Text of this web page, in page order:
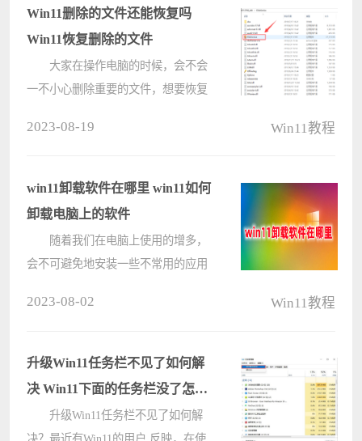
感丧失，那么这个问题究竟要如何解
决呢，????
Win11删除的文件还能恢复吗
Win11恢复删除的文件
大家在操作电脑的时候，会不会
一不小心删除重要的文件，想要恢复
复想要的文件。 第一步：运行
DiskGenius????
2023-08-19 Win11教程
win11卸载软件在哪里 win11如何
卸载电脑上的软件
随着我们在电脑上使用的增多，
会不可避免地安装一些不常用的应用
电脑上的软件?相信这个问题还是有
很多????
2023-08-02 Win11教程
升级Win11任务栏不见了如何解
决 Win11下面的任务栏没了怎么
升级Win11任务栏不见了如何解